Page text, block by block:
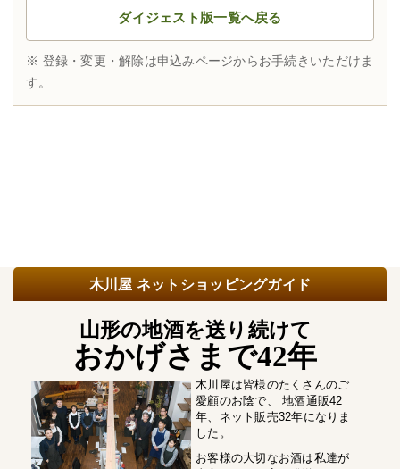
ダイジェスト版一覧へ戻る
※ 登録・変更・解除は申込みページからお手続きいただけま
す。
木川屋 ネットショッピングガイド
山形の地酒を送り続けて
おかげさまで42年
木川屋は皆様のたくさんのご
愛顧のお陰で、 地酒通販42
年、ネット販売32年になりま
した。
お客様の大切なお酒は私達が